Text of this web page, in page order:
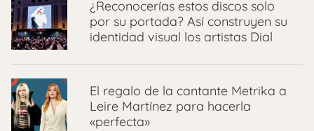
¿Reconocerías estos discos solo
por su portada? Así construyen su
identidad visual los artistas Dial
El regalo de la cantante Metrika a
Leire Martínez para hacerla
«perfecta»